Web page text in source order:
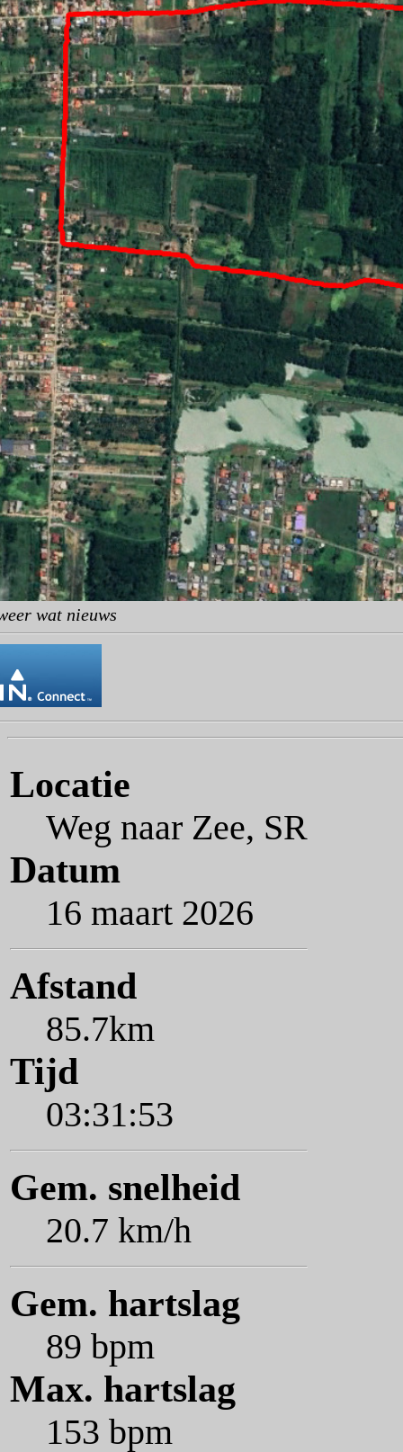
wat nieuws
Locatie
Weg naar Zee, SR
Datum
16 maart 2026
Afstand
85.7km
Tijd
03:31:53
Gem. snelheid
20.7 km/h
Gem. hartslag
89 bpm
Max. hartslag
153 bpm